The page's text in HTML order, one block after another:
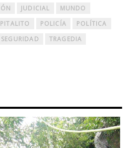
JUDICIAL
MUNDO
PITALITO POLICÍA
POLÍTICA
SEGURIDAD
TRAGEDIA